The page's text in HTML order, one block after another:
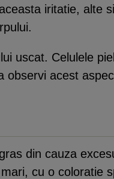
iritatie, alte
uscat. Celulele
acest
din cauza
cu o coloratie